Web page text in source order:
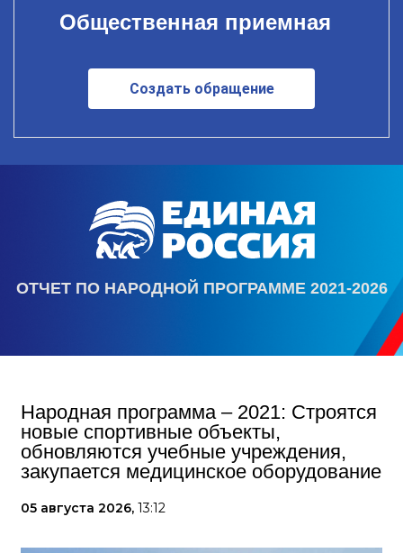
Общественная приемная
Создать обращение
ОТЧЕТ ПО НАРОДНОЙ ПРОГРАММЕ 2021-2026
Народная программа – 2021: Строятся
новые спортивные объекты,
обновляются учебные учреждения,
закупается медицинское оборудование
05 августа 2026, 13:12